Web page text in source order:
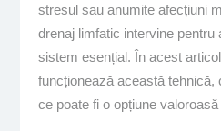
stresul sau anumite afecțiuni
drenaj limfatic intervine
sistem esențial. În acest
funcționează această tehnică,
ce poate fi o opțiune